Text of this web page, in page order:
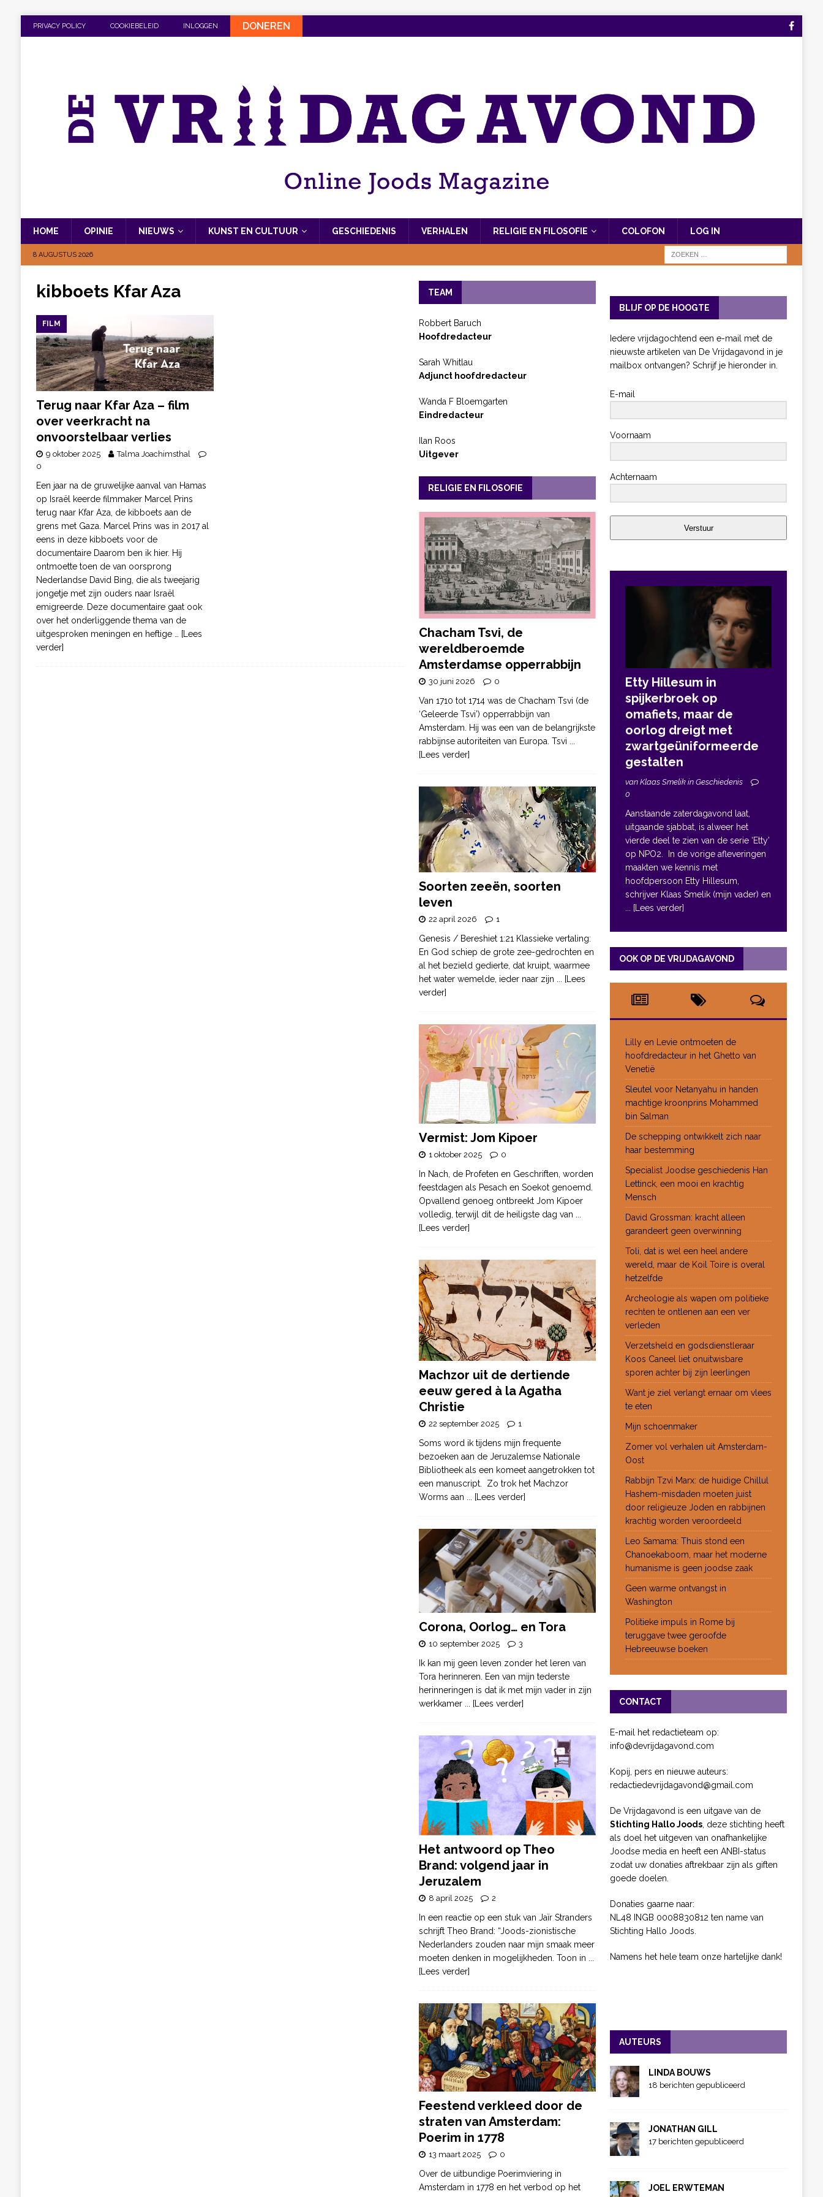
PRIVACY POLICY COOKIEBELEID INLOGGEN DONEREN
HOME OPINIE NIEUWS KUNST EN CULTUUR GESCHIEDENIS VERHALEN RELIGIE EN FILOSOFIE COLOFON LOG IN
8 AUGUSTUS 2026
kibboets Kfar Aza
FILM
Terug naar Kfar Aza – film
over veerkracht na
onvoorstelbaar verlies
9 oktober 2025
Talma Joachimsthal
0
Een jaar na de gruwelijke aanval van Hamas
op Israël keerde filmmaker Marcel Prins
terug naar Kfar Aza, de kibboets aan de
grens met Gaza. Marcel Prins was in 2017 al
eens in deze kibboets voor de
documentaire Daarom ben ik hier. Hij
ontmoette toen de van oorsprong
Nederlandse David Bing, die als tweejarig
jongetje met zijn ouders naar Israël
emigreerde. Deze documentaire gaat ook
over het onderliggende thema van de
uitgesproken meningen en heftige
… [Lees
verder]
TEAM
Robbert Baruch
Hoofdredacteur
Sarah Whitlau
Adjunct hoofdredacteur
Wanda F Bloemgarten
Eindredacteur
Ilan Roos
Uitgever
RELIGIE EN FILOSOFIE
Chacham Tsvi, de
wereldberoemde
Amsterdamse opperrabbijn
30 juni 2026 0
Van 1710 tot 1714 was de Chacham Tsvi (de
‘Geleerde Tsvi’) opperrabbijn van
Amsterdam. Hij was een van de belangrijkste
rabbijnse autoriteiten van Europa. Tsvi
[Lees verder]
Soorten zeeën, soorten
leven
22 april 2026 1
Genesis / Bereshiet 1:21 Klassieke vertaling:
En God schiep de grote zee-gedrochten en
al het bezield gedierte, dat kruipt, waarmee
het water wemelde, ieder naar zijn ... [Lees
verder]
Vermist: Jom Kipoer
1 oktober 2025 0
In Nach, de Profeten en Geschriften, worden
feestdagen als Pesach en Soekot genoemd.
Opvallend genoeg ontbreekt Jom Kipoer
volledig, terwijl dit de heiligste dag van
[Lees verder]
Machzor uit de dertiende
eeuw gered à la Agatha
Christie
22 september 2025 1
Soms word ik tijdens mijn frequente
bezoeken aan de Jeruzalemse Nationale
Bibliotheek als een komeet aangetrokken tot
een manuscript. Zo trok het Machzor
Worms aan ... [Lees verder]
Corona, Oorlog… en Tora
10 september 2025 3
Ik kan mij geen leven zonder het leren van
Tora herinneren. Een van mijn tederste
herinneringen is dat ik met mijn vader in zijn
werkkamer ... [Lees verder]
Het antwoord op Theo
Brand: volgend jaar in
Jeruzalem
8 april 2025 2
In een reactie op een stuk van Jaïr Stranders
schrijft Theo Brand: “Joods-zionistische
Nederlanders zouden naar mijn smaak meer
moeten denken in mogelijkheden. Toon in
[Lees verder]
Feestend verkleed door de
straten van Amsterdam:
Poerim in 1778
13 maart 2025 0
Over de uitbundige Poerimviering in
Amsterdam in 1778 en het verbod op het
BLIJF OP DE HOOGTE
Iedere vrijdagochtend een e-mail met de
nieuwste artikelen van De Vrijdagavond in je
mailbox ontvangen? Schrijf je hieronder in.
E-mail
Voornaam
Achternaam
Verstuur
Etty Hillesum in
spijkerbroek op
omafiets, maar de
oorlog dreigt met
zwartgeüniformeerde
gestalten
van Klaas Smelik in Geschiedenis
0
Aanstaande zaterdagavond laat,
uitgaande sjabbat, is alweer het
vierde deel te zien van de serie ‘Etty’
op NPO2. In de vorige afleveringen
maakten we kennis met
hoofdpersoon Etty Hillesum,
schrijver Klaas Smelik (mijn vader) en
... [Lees verder]
OOK OP DE VRIJDAGAVOND
Lilly en Levie ontmoeten de
hoofdredacteur in het Ghetto van
Venetië
Sleutel voor Netanyahu in handen
machtige kroonprins Mohammed
bin Salman
De schepping ontwikkelt zich naar
haar bestemming
Specialist Joodse geschiedenis Han
Lettinck, een mooi en krachtig
Mensch
David Grossman: kracht alleen
garandeert geen overwinning
Toli, dat is wel een heel andere
wereld, maar de Koil Toire is overal
hetzelfde
Archeologie als wapen om politieke
rechten te ontlenen aan een ver
verleden
Verzetsheld en godsdienstleraar
Koos Caneel liet onuitwisbare
sporen achter bij zijn leerlingen
Want je ziel verlangt ernaar om vlees
te eten
Mijn schoenmaker
Zomer vol verhalen uit Amsterdam-
Oost
Rabbijn Tzvi Marx: de huidige Chillul
Hashem-misdaden moeten juist
door religieuze Joden en rabbijnen
krachtig worden veroordeeld
Leo Samama: Thuis stond een
Chanoekaboom, maar het moderne
humanisme is geen joodse zaak
Geen warme ontvangst in
Washington
Politieke impuls in Rome bij
teruggave twee geroofde
Hebreeuwse boeken
CONTACT
E-mail het redactieteam op:
info@devrijdagavond.com
Kopij, pers en nieuwe auteurs:
redactiedevrijdagavond@gmail.com
De Vrijdagavond is een uitgave van de
Stichting Hallo Joods, deze stichting heeft
als doel het uitgeven van onafhankelijke
Joodse media en heeft een ANBI-status
zodat uw donaties aftrekbaar zijn als giften
goede doelen.
Donaties gaarne naar:
NL48 INGB 0008830812 ten name van
Stichting Hallo Joods.
Namens het hele team onze hartelijke dank!
AUTEURS
LINDA BOUWS
18 berichten gepubliceerd
JONATHAN GILL
17 berichten gepubliceerd
JOEL ERWTEMAN